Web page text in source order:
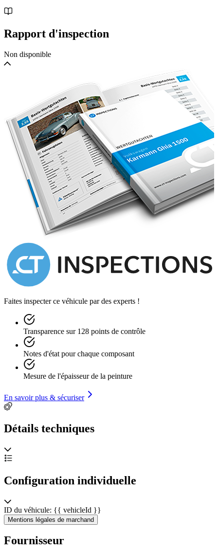
„Halbblattfederung“, erhaltener Innenraum, originaler 570-cm³-
Motor, gute Mechanik, Bremsen zu prüfen, ASI-registriert,
Français:
Voiture conservée en bon état général, première série « demi-ressorts
à lames », intérieur préservé, moteur d'origine de 570 cm³, bonne
mécanique, freins à vérifier, immatriculée ASI, documents italiens
Coche conservado en buen estado general, primera serie "media
ballesta", interior conservado, motor original de 570 cc, buena
mecánica, frenos por revisar, matriculado en ASI, documentación
italiana lista para exportación.
For any information, please contact us by email or by phone on
+390119682655 or +393482267058
Specializing in the sale of Classic and Collectible Cars for 40 years,
we are located just outside Turin, near the French border and the
Frejus Tunnel, easily accessible from all over Europe, including by
plane at Turin Airport or Milan Malpensa Airport.
We assist the customer in all export procedures and can organize
transport throughout the Europe and World thanks to our partners.
Vehicle data, documentation, and mileage may contain errors and /
or inaccuracies. Therefore, what is indicated has no contractual
value but only information.
Rapport d'inspection
Non disponible
Faites inspecter ce véhicule par des experts !
Transparence sur 128 points de contrôle
Notes d'état pour chaque composant
Mesure de l'épaisseur de la peinture
En savoir plus & sécuriser
Détails techniques
Configuration individuelle
ID du véhicule: {{ vehicleId }}
Mentions légales de marchand
Fournisseur